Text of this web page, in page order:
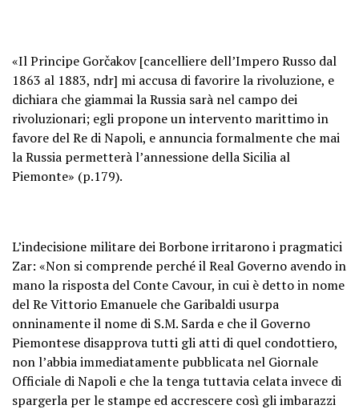
«Il Principe Gorčakov [cancelliere dell’Impero Russo dal
1863 al 1883, ndr] mi accusa di favorire la rivoluzione, e
dichiara che giammai la Russia sarà nel campo dei
rivoluzionari; egli propone un intervento marittimo in
favore del Re di Napoli, e annuncia formalmente che mai
la Russia permetterà l’annessione della Sicilia al
Piemonte» (p.179).
L’indecisione militare dei Borbone irritarono i pragmatici
Zar: «Non si comprende perché il Real Governo avendo in
mano la risposta del Conte Cavour, in cui è detto in nome
del Re Vittorio Emanuele che Garibaldi usurpa
onninamente il nome di S.M. Sarda e che il Governo
Piemontese disapprova tutti gli atti di quel condottiero,
non l’abbia immediatamente pubblicata nel Giornale
Officiale di Napoli e che la tenga tuttavia celata invece di
spargerla per le stampe ed accrescere così gli imbarazzi